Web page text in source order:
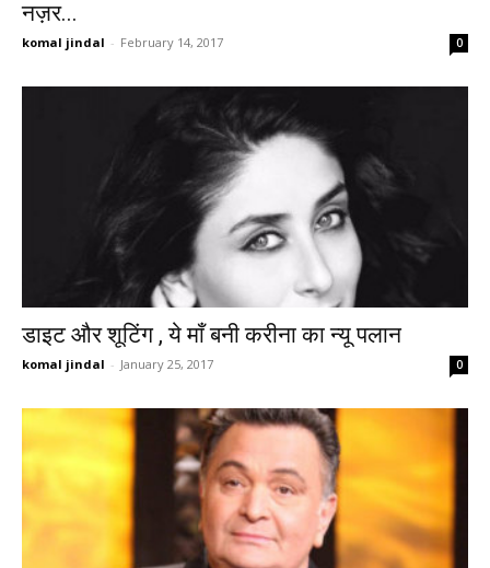
नज़र...
komal jindal - February 14, 2017 0
डाइट और शूटिंग , ये माँ बनी करीना का न्यू पलान
komal jindal - January 25, 2017 0